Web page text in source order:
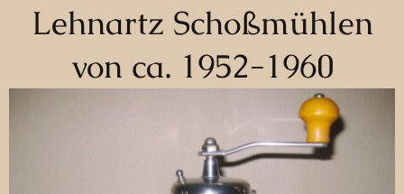
Lehnartz Schoßmühlen
von ca. 1952-1960